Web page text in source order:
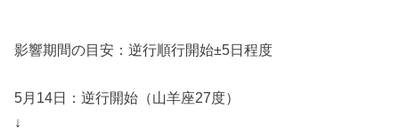
影響期間の目安：逆行順行開始±5日程度
5月14日：逆行開始（山羊座27度）
↓